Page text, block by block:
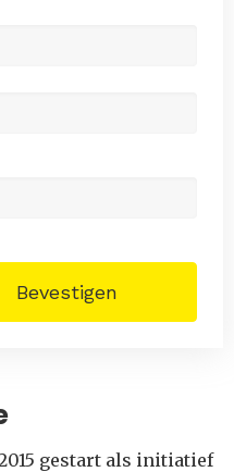
Bevestigen
gestart als initiatief